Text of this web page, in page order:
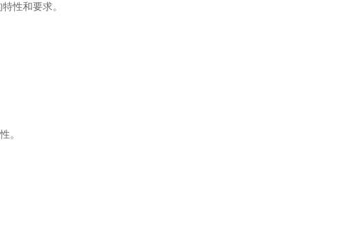
性和要求。
。